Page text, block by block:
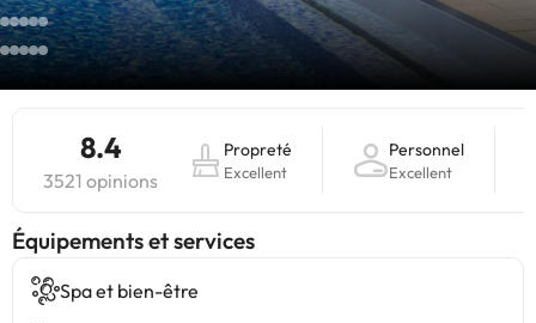
8.4
3521 opinions
Propreté
Excellent
Personnel
Excellent
​Équipements et services
Spa et bien-être